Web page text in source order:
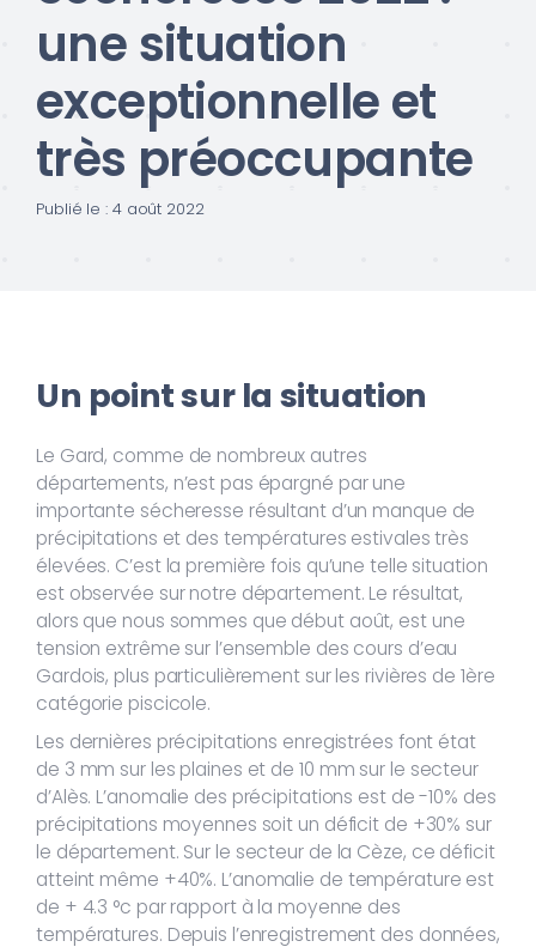
une situation
exceptionnelle et
très préoccupante
Publié le : 4 août 2022
Un point sur la situation
Le Gard, comme de nombreux autres
départements, n’est pas épargné par une
importante sécheresse résultant d’un manque de
précipitations et des températures estivales très
élevées. C’est la première fois qu’une telle situation
est observée sur notre département. Le résultat,
alors que nous sommes que début août, est une
tension extrême sur l’ensemble des cours d’eau
Gardois, plus particulièrement sur les rivières de 1ère
catégorie piscicole.
Les dernières précipitations enregistrées font état
de 3 mm sur les plaines et de 10 mm sur le secteur
d’Alès. L’anomalie des précipitations est de -10% des
précipitations moyennes soit un déficit de +30% sur
le département. Sur le secteur de la Cèze, ce déficit
atteint même +40%. L’anomalie de température est
de + 4.3 °c par rapport à la moyenne des
températures. Depuis l’enregistrement des données,